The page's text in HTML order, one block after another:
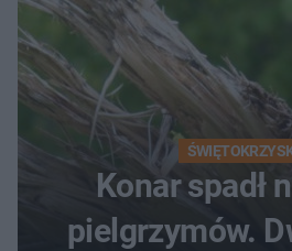
Konar spadł
pielgrzymów.